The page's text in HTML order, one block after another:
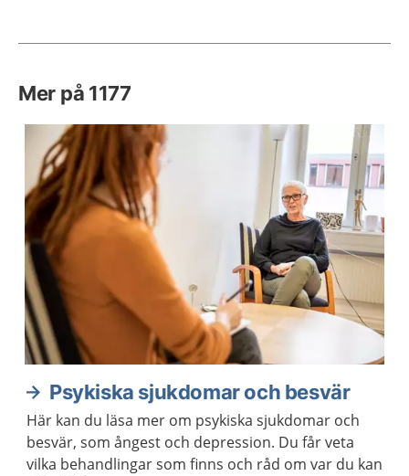
Mer på 1177
Psykiska sjukdomar och besvär
Här kan du läsa mer om psykiska sjukdomar och
besvär, som ångest och depression. Du får veta
vilka behandlingar som finns och råd om var du kan